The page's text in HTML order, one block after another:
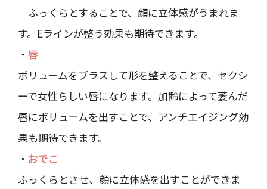
ふっくらとすることで、顔に立体感がうまれま
す。Eラインが整う効果も期待できます。
・ 唇
ボリュームをプラスして形を整えることで、セクシ
ーで女性らしい唇になります。加齢によって萎んだ
唇にボリュームを出すことで、アンチエイジング効
果も期待できます。
・ おでこ
ふっくらとさせ、顔に立体感を出すことができま